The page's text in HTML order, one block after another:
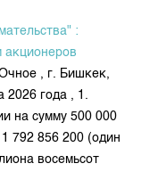
:
, г. Бишкек,
2026 года , 1.
на сумму 500 000
792 856 200 (один
восемьсот